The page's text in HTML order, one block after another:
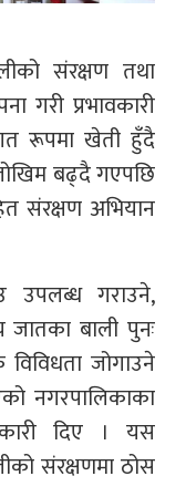
संरक्षण तथा
गरी प्रभावकारी
रूपमा खेती हुँदै
बढ्दै गएपछि
संरक्षण अभियान
उपलब्ध गराउने,
जातका बाली पुनः
जोगाउने
नगरपालिकाका
दिए । यस
संरक्षणमा ठोस